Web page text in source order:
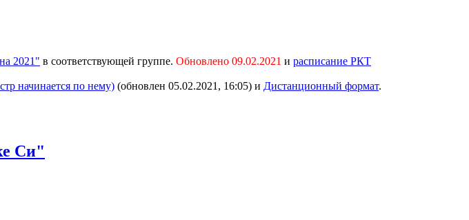
2021" в соответствующей группе. Обновлено 09.02.2021 и расписание РКТ
начинается по нему) (обновлен 05.02.2021, 16:05) и Дистанционный формат.
Си"